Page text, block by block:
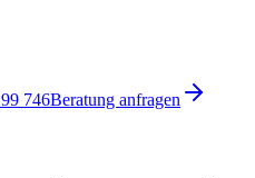
746Beratung anfragen